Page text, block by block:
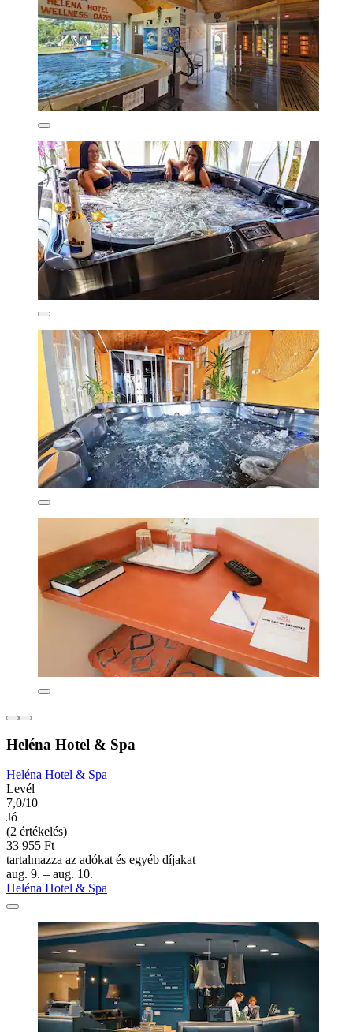
Heléna Hotel & Spa
Heléna Hotel & Spa
Levél
7,0/10
Jó
(2 értékelés)
33 955 Ft
tartalmazza az adókat és egyéb díjakat
aug. 9. – aug. 10.
Heléna Hotel & Spa